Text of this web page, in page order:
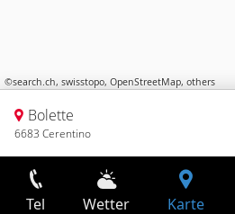
©search.ch, swisstopo, OpenStreetMap, others
Bolette
6683 Cerentino
Tel Wetter Karte